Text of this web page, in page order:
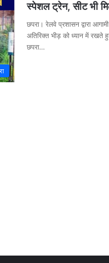
स्पेशल ट्रेन, सीट भी
छपरा। रेलवे प्रशासन द्वारा आगामी
अतिरिक्त भीड़ को ध्यान में
छपरा…